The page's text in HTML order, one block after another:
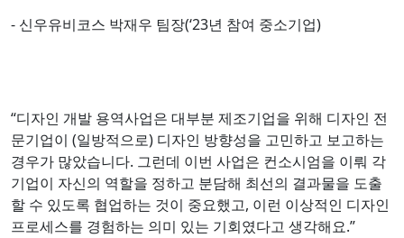
- 신우유비코스 박재우 팀장(‘23년 참여 중소기업)
“디자인 개발 용역사업은 대부분 제조기업을 위해 디자인 전
문기업이 (일방적으로) 디자인 방향성을 고민하고 보고하는
경우가 많았습니다. 그런데 이번 사업은 컨소시엄을 이뤄 각
기업이 자신의 역할을 정하고 분담해 최선의 결과물을 도출
할 수 있도록 협업하는 것이 중요했고, 이런 이상적인 디자인
프로세스를 경험하는 의미 있는 기회였다고 생각해요.”